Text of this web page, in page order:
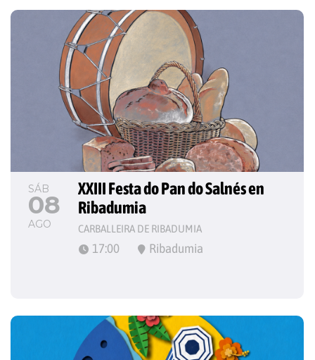
SÁB
08
AGO
XXIII Festa do Pan do Salnés en
Ribadumia
CARBALLEIRA DE RIBADUMIA
17:00 Ribadumia